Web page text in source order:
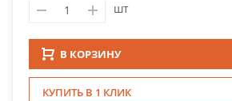
шт
В КОРЗИНУ
КУПИТЬ В 1 КЛИК